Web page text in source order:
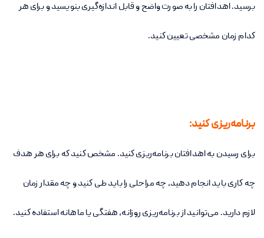
برسید. اهدافتان را به صورت واضح و قابل اندازه‌گیری بنویسید و برای هر
کدام زمان مشخصی تعیین کنید.
برنامه‌ریزی کنید:
برای رسیدن به اهدافتان برنامه‌ریزی کنید. مشخص کنید که برای هر هدف
چه کاری باید انجام دهید، چه مراحلی را باید طی کنید و چه مقدار زمان
لازم دارید. می‌توانید از برنامه‌ریزی روزانه، هفتگی یا ماهانه استفاده کنید.